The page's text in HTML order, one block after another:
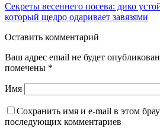
Секреты весеннего посева: дико
который щедро одаривает завязями
Оставить комментарий
Ваш адрес email не будет
помечены *
Имя
Сохранить имя и e-mail в этом
последующих комментариев